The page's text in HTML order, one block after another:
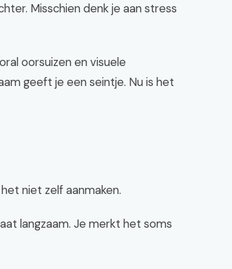
Misschien denk je aan stress
oorsuizen en visuele
geeft je een seintje. Nu is het
niet zelf aanmaken.
langzaam. Je merkt het soms